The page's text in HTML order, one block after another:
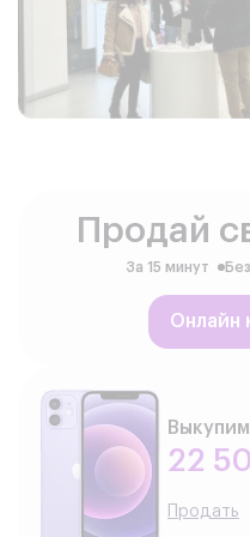
Продай
За 15 минут
Онлайн
22
Продать